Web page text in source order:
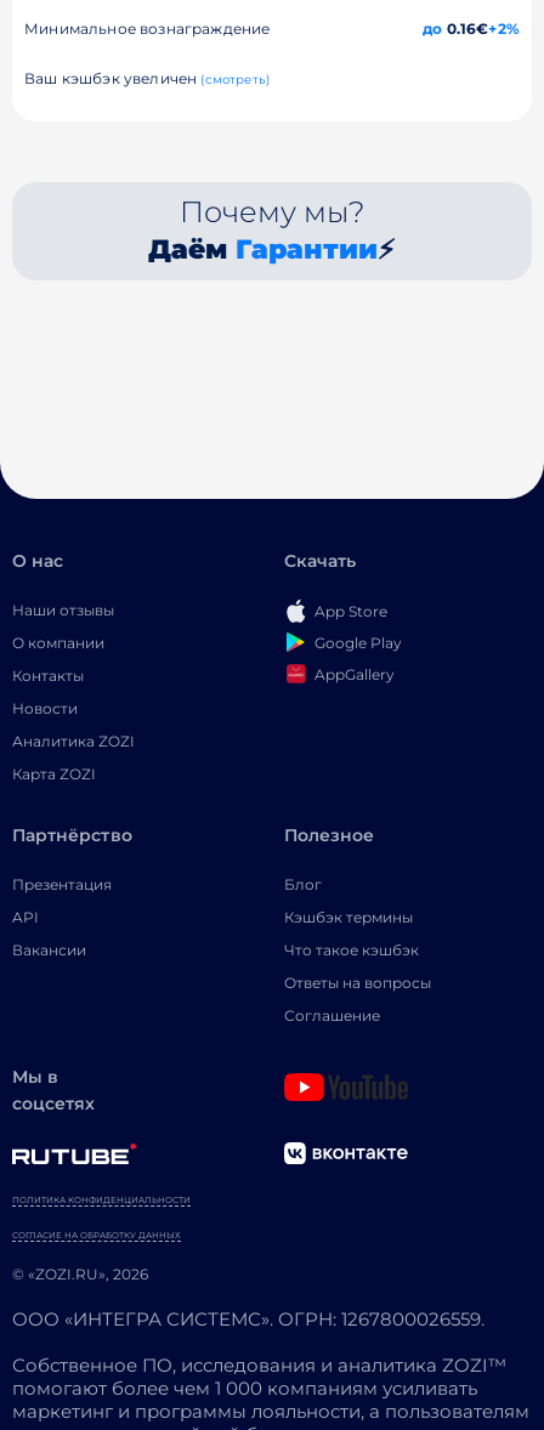
Минимальное вознаграждение до 0.16€+2%
Ваш кэшбэк увеличен (смотреть)
Почему мы?
Даём Гарантии⚡
О нас
Наши отзывы
О компании
Контакты
Новости
Аналитика ZOZI
Карта ZOZI
Скачать
App Store
Google Play
AppGallery
Партнёрство
Презентация
API
Вакансии
Полезное
Блог
Кэшбэк термины
Что такое кэшбэк
Ответы на вопросы
Соглашение
Мы в
соцсетях
© «ZOZI.RU», 2026
ПОЛИТИКА КОНФИДЕНЦИАЛЬНОСТИ
СОГЛАСИЕ НА ОБРАБОТКУ ДАННЫХ
ООО «ИНТЕГРА СИСТЕМС». ОГРН: 1267800026559.
Собственное ПО, исследования и аналитика ZOZI™
помогают более чем 1 000 компаниям усиливать
маркетинг и программы лояльности, а пользователям